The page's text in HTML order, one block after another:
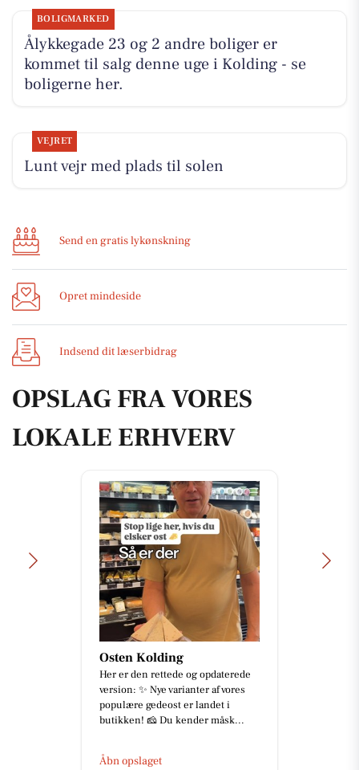
BOLIGMARKED
Ålykkegade 23 og 2 andre boliger er
kommet til salg denne uge i Kolding - se
boligerne her.
VEJRET
Lunt vejr med plads til solen
Send en gratis lykønskning
Opret mindeside
Indsend dit læserbidrag
OPSLAG FRA VORES
LOKALE ERHVERV
Osten Kolding
Her er den rettede og opdaterede
version: ✨ Nye varianter af vores
populære gedeost er landet i
butikken! 🧀 Du kender måsk...
Åbn opslaget